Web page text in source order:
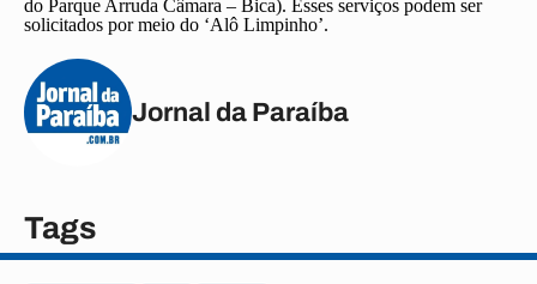
do Parque Arruda Câmara – Bica). Esses serviços podem ser
solicitados por meio do ‘Alô Limpinho’.
Jornal da Paraíba
Tags